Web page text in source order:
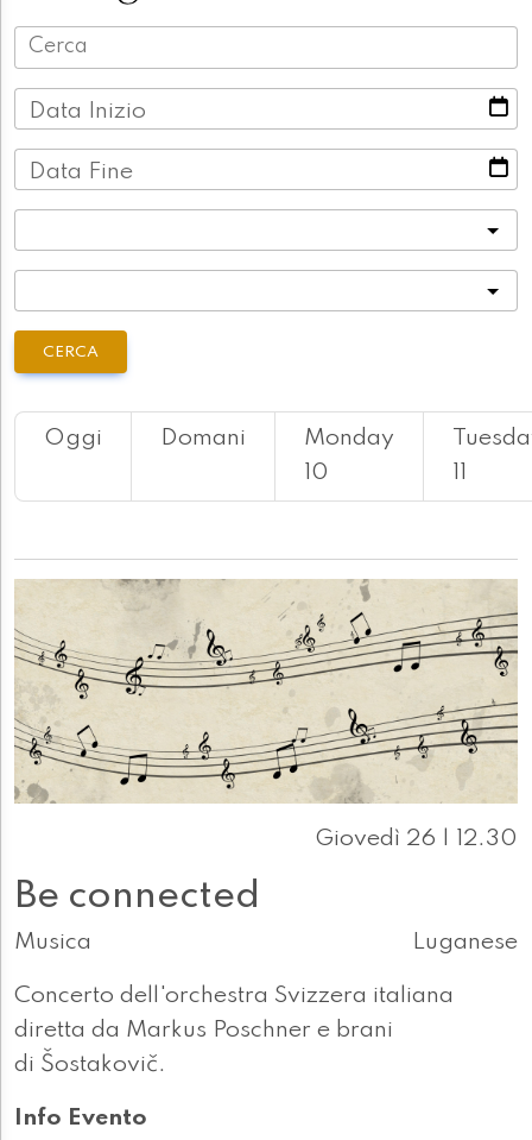
Data Inizio
Data Fine
CERCA
Oggi Domani
Monday
10
11
Giovedì 26 | 12.30
Be connected
Musica Luganese
Concerto dell'orchestra Svizzera italiana
diretta da Markus Poschner e brani
di Šostakovič.
Info Evento